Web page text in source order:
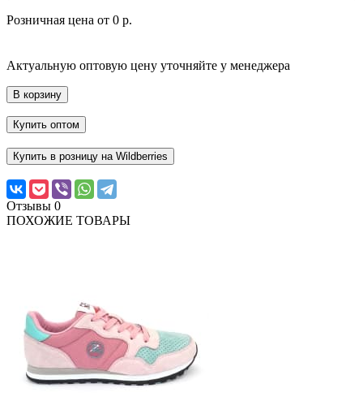
Розничная цена от 0 р.
Актуальную оптовую цену уточняйте у менеджера
В корзину
Купить оптом
Купить в розницу на Wildberries
Отзывы 0
ПОХОЖИЕ ТОВАРЫ